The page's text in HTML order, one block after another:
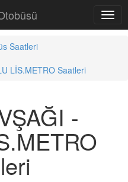
Saatleri
LİS.METRO Saatleri
-